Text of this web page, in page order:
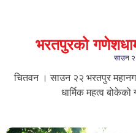
भरतपुरको
साउन
चितवन । साउन २२ भरतपुर
धार्मिक महत्व